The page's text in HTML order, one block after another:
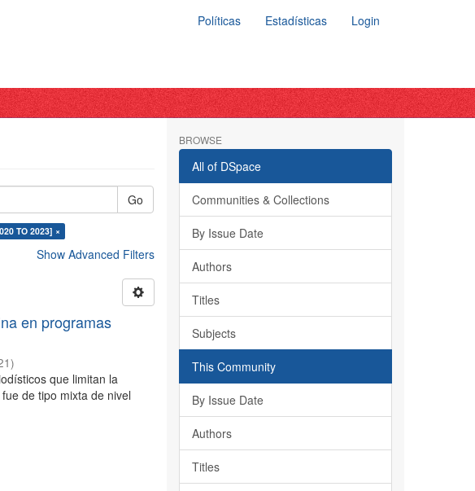
Políticas Estadísticas Login
Go
TO 2023] ×
Show Advanced Filters
en programas
)
que limitan la
de tipo mixta de nivel
BROWSE
All of DSpace
Communities & Collections
By Issue Date
Authors
Titles
Subjects
This Community
By Issue Date
Authors
Titles